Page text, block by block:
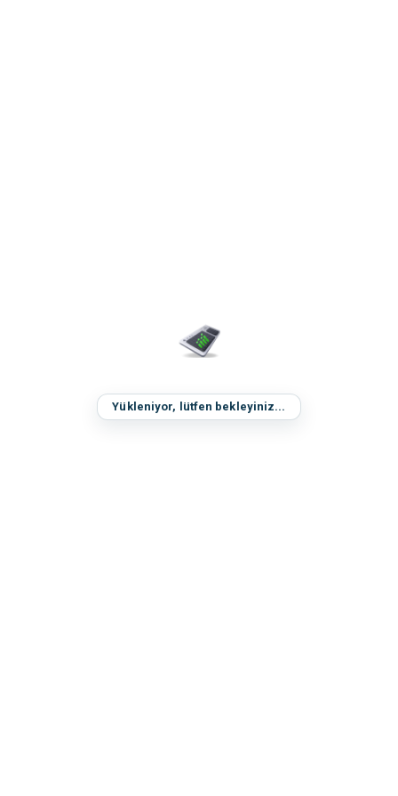
Yükleniyor, lütfen bekleyiniz...